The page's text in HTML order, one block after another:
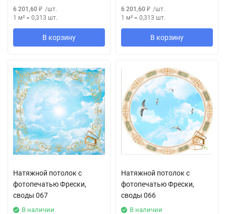
6 201,60 ₽ /шт.
1 м² = 0,313 шт.
В корзину
6 201,60 ₽ /шт.
1 м² = 0,313 шт.
В корзину
Натяжной потолок с
фотопечатью Фрески,
своды 067
В наличии
Натяжной потолок с
фотопечатью Фрески,
своды 066
В наличии